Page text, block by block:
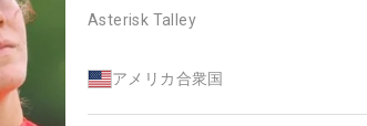
Asterisk Talley
アメリカ合衆国